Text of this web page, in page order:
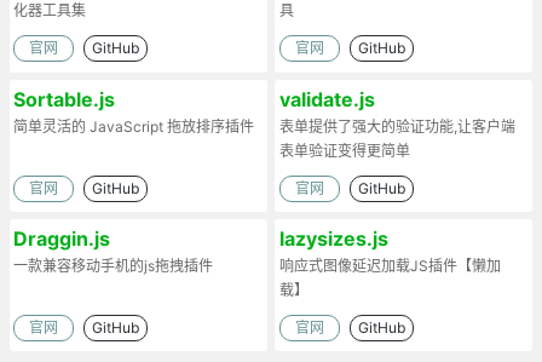
化器工具集
官网 GitHub
具
官网 GitHub
Sortable.js
简单灵活的 JavaScript 拖放排序插件
官网 GitHub
validate.js
表单提供了强大的验证功能,让客户端
表单验证变得更简单
官网 GitHub
Draggin.js
一款兼容移动手机的js拖拽插件
官网 GitHub
lazysizes.js
响应式图像延迟加载JS插件【懒加
载】
官网 GitHub